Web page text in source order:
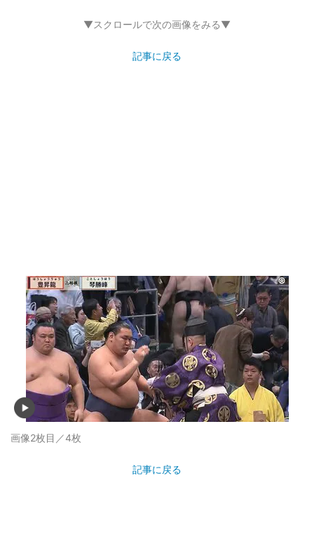
▼スクロールで次の画像をみる▼
記事に戻る
画像2枚目／4枚
記事に戻る